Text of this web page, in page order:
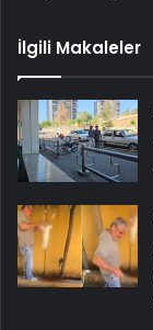
İlgili Makaleler